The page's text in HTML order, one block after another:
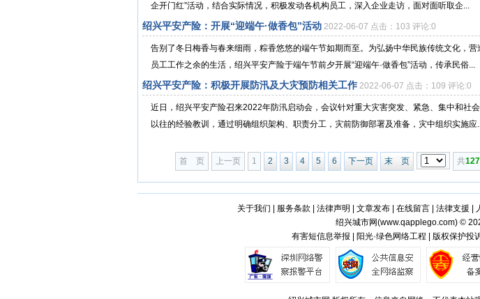
企开门红”活动，结合实际情况，积极发动各机构员工，深入企业走访，面对面听取企...
绍兴平安产险：开展“迎端午·做香包”活动 2022-06-07 点击：103 评论:0
告别了冬日梅香与春来细雨，粽香悠悠的端午节如期而至。为弘扬中华民族传统文化，
员工工作之余的生活，绍兴平安产险于端午节前夕开展“迎端午·做香包”活动，传承民俗...
绍兴平安产险：积极开展防汛及大灾预防相关工作 2022-06-07 点击：109 评论:0
近日，绍兴平安产险召来2022年防汛启动会，会议针对重大灾害突发、紧急、集中和社
以往的经验教训，通过明确组织架构、职责分工，灾前防御部署及准备，灾中组织实施应
首 页 上一页 1 2 3 4 5 6 下一页 末 页 共127
关于我们 服务条款 法律声明 文章发布| 在线留言| 法律支援
绍兴城市网(www.qapplego.com) ©
有害短信息举报 | 阳光·绿色网络工程 | 版权保护